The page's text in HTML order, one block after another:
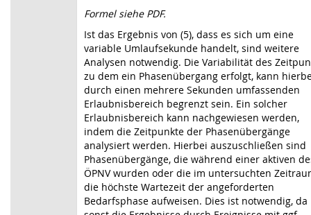
Formel siehe PDF.
Ist das Ergebnis von (5), dass es sich um eine
variable Umlaufsekunde handelt, sind weitere
Analysen notwendig. Die Variabilität des
zu dem ein Phasenübergang erfolgt, kann
durch einen mehrere Sekunden umfassenden
Erlaubnis­bereich begrenzt sein. Ein solcher
Erlaubnisbereich kann nachgewiesen werden,
indem die Zeitpunkte der Phasen­über­gänge
analysiert werden. Hierbei auszuschließen sind
Phasenübergänge, die während einer aktiven
ÖPNV wurden oder die im untersuchten
die höchste Wartezeit der angeforderten
Bedarfsphase aufweisen. Dies ist notwendig, da